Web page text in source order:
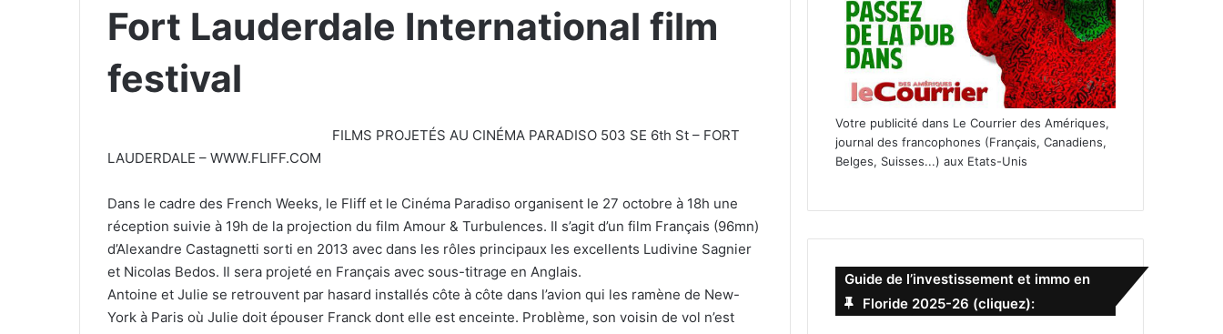
Fort Lauderdale International film
festival
FILMS PROJETÉS AU CINÉMA PARADISO 503 SE 6th St – FORT
LAUDERDALE – WWW.FLIFF.COM
Dans le cadre des French Weeks, le Fliff et le Cinéma Paradiso organisent le 27 octobre à 18h une
réception suivie à 19h de la projection du film Amour & Turbulences. Il s’agit d’un film Français (96mn)
d’Alexandre Castagnetti sorti en 2013 avec dans les rôles principaux les excellents Ludivine Sagnier
et Nicolas Bedos. Il sera projeté en Français avec sous-titrage en Anglais.
Antoine et Julie se retrouvent par hasard installés côte à côte dans l’avion qui les ramène de New-
York à Paris où Julie doit épouser Franck dont elle est enceinte. Problème, son voisin de vol n’est
Votre publicité dans Le Courrier des Amériques,
journal des francophones (Français, Canadiens,
Belges, Suisses...) aux Etats-Unis
Guide de l’investissement et immo en
Floride 2025-26 (cliquez):